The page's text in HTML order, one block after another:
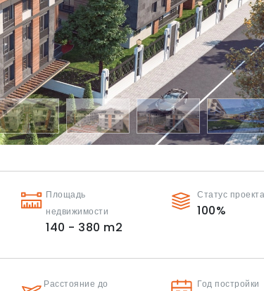
Площадь
недвижимости
140 - 380 m2
Статус
100%
Расстояние до
Год постройки